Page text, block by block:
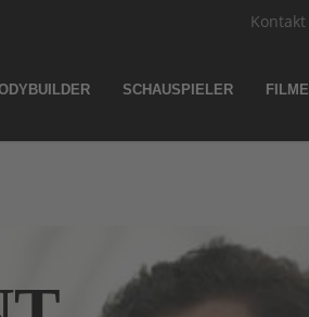
Kontakt
SCHAUSPIELER FILME